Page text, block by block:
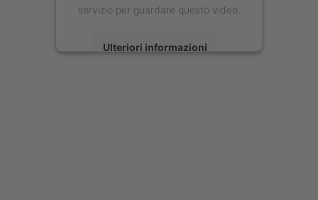
servizio per guardare questo video.
Ulteriori informazioni